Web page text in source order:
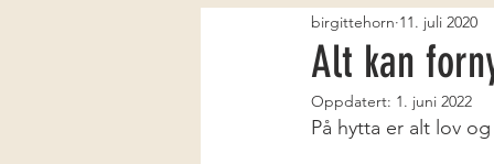
Alt kan
birgittehorn 11. juli 2020
Oppdatert: 1. juni 2022
På hytta er alt lov